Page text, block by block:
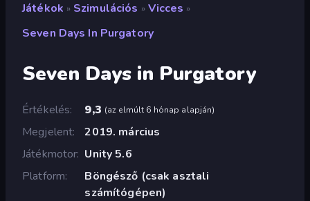
Játékok » Szimulációs » Vicces »
Seven Days In Purgatory
Seven Days in Purgatory
Értékelés 9,3 (az elmúlt 6 hónap alapján)
Megjelent
2019. március
Játékmotor Unity 5.6
Platform
Böngésző (csak asztali
számítógépen)